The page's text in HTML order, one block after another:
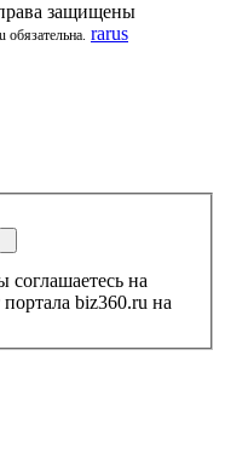
защищены
rarus
на
biz360.ru на